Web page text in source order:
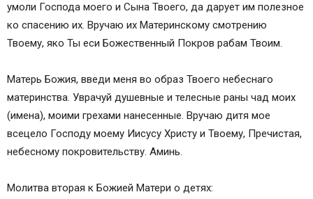
умоли Господа моего и Сына Твоего, да дарует им полезное
ко спасению их. Вручаю их Материнскому смотрению
Твоему, яко Ты еси Божественный Покров рабам Твоим.
Матерь Божия, введи меня во образ Твоего небеснаго
материнства. Уврачуй душевные и телесные раны чад моих
(имена), моими грехами нанесенные. Вручаю дитя мое
всецело Господу моему Иисусу Христу и Твоему, Пречистая,
небесному покровительству. Аминь.
Молитва вторая к Божией Матери о детях: